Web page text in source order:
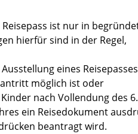
ist nur in
hierfür sind in der Regel,
eines
möglich ist oder
nach Vollendung des
ein Reisedokument
beantragt wird.